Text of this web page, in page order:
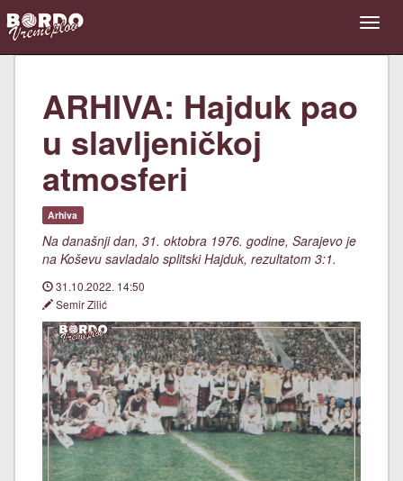
ARHIVA: Hajduk pao
u slavljeničkoj
atmosferi
Arhiva
Na današnji dan, 31. oktobra 1976. godine, Sarajevo je
na Koševu savladalo splitski Hajduk, rezultatom 3:1.
31.10.2022. 14:50
Semir Zilić